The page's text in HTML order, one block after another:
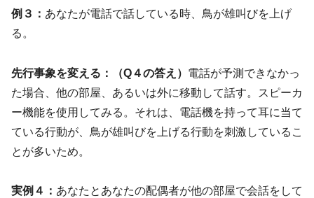
例３： あなたが電話で話している時、鳥が雄叫びを上げ
る。
先行事象を変える： （Q４の答え） 電話が予測できなかっ
た場合、他の部屋、あるいは外に移動して話す。スピーカ
ー機能を使用してみる。それは、電話機を持って耳に当て
ている行動が、鳥が雄叫びを上げる行動を刺激しているこ
とが多いため。
実例４： あなたとあなたの配偶者が他の部屋で会話をして